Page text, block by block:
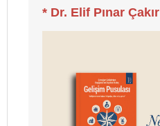
* Dr. Elif Pınar Çakır